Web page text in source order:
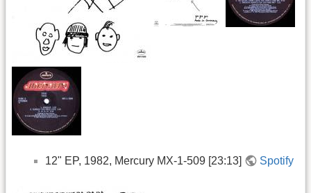
12" EP, 1982, Mercury MX-1-509 [23:13] Spotify